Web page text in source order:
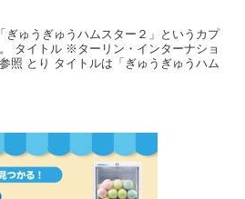
ぎゅうぎゅうハムスター２」というカプ
タイトル ※ターリン・インターナショ
照 とり タイトルは「ぎゅうぎゅうハム